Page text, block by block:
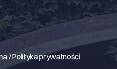
/Polityka prywatności